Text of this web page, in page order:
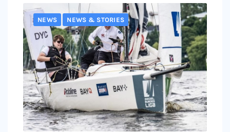
NEWS NEWS & STORIES